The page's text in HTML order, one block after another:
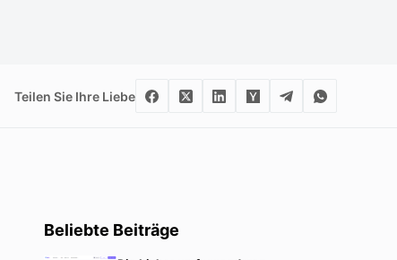
Teilen Sie Ihre Liebe
Beliebte Beiträge